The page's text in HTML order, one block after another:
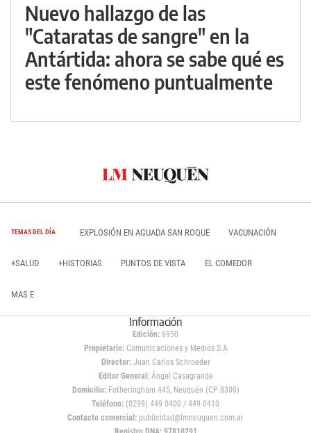
Nuevo hallazgo de las
"Cataratas de sangre" en la
Antártida: ahora se sabe qué es
este fenómeno puntualmente
TEMAS DEL DÍA EXPLOSIÓN EN AGUADA SAN ROQUE VACUNACIÓN
+SALUD +HISTORIAS PUNTOS DE VISTA EL COMEDOR
MAS E
Información
Edición: 6950
Propietario:Comunicaciones y Medios S.A
Director: Juan Carlos Schroeder
Editor General:Ángel Casagrande
Domicilio:Fotheringham 445, Neuquén (CP 8300)
Teléfono: (0299) 449 0400 / 449 0410
Contacto comercial: publicidad@lmneuquen.com.ar